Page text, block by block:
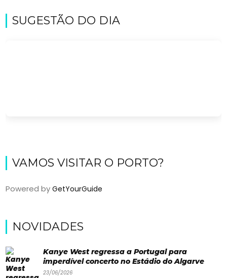
dormir?
Lifestyle
SUGESTÃO DO DIA
VAMOS VISITAR O PORTO?
Powered byGetYourGuide
NOVIDADES
Kanye West regressa a Portugal para
imperdível concerto no Estádio do Algarve
23/06/2026